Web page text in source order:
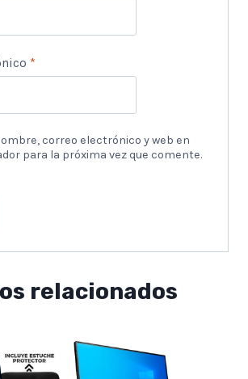
*
correo electrónico y web en
para la próxima vez que comente.
relacionados